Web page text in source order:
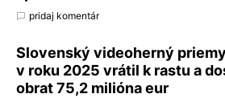
pridaj komentár
Slovenský videoherný
v roku 2025 vrátil k rastu a
obrat 75,2 milióna eur